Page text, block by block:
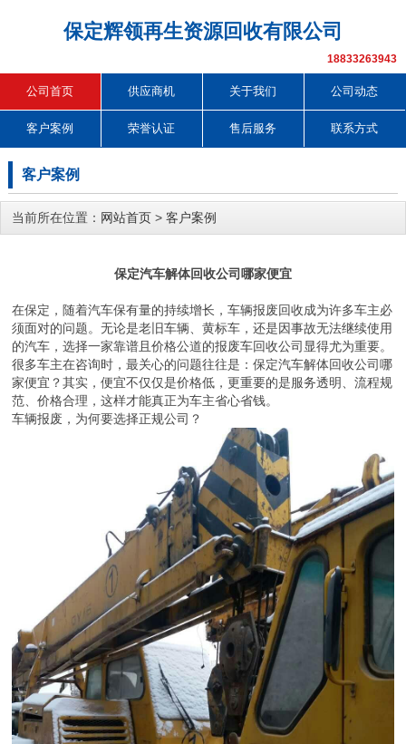
保定辉领再生资源回收有限公司
18833263943
公司首页 供应商机 关于我们 公司动态
客户案例 荣誉认证 售后服务 联系方式
客户案例
当前所在位置： 网站首页 > 客户案例
保定汽车解体回收公司哪家便宜
在保定，随着汽车保有量的持续增长，车辆报废回收成为许多车主必
须面对的问题。无论是老旧车辆、黄标车，还是因事故无法继续使用
的汽车，选择一家靠谱且价格公道的报废车回收公司显得尤为重要。
很多车主在咨询时，最关心的问题往往是：保定汽车解体回收公司哪
家便宜？其实，便宜不仅仅是价格低，更重要的是服务透明、流程规
范、价格合理，这样才能真正为车主省心省钱。
车辆报废，为何要选择正规公司？